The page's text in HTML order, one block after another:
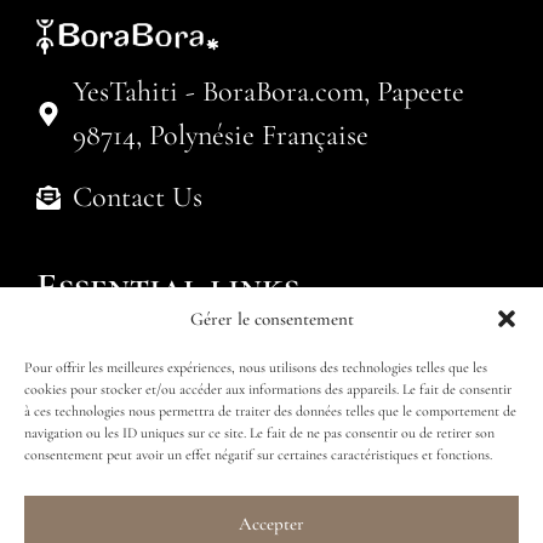
Gérer le consentement
Pour offrir les meilleures expériences, nous utilisons des technologies telles que les
cookies pour stocker et/ou accéder aux informations des appareils. Le fait de consentir
à ces technologies nous permettra de traiter des données telles que le comportement de
navigation ou les ID uniques sur ce site. Le fait de ne pas consentir ou de retirer son
consentement peut avoir un effet négatif sur certaines caractéristiques et fonctions.
Accepter
YesTahiti - BoraBora.com, Papeete
98714, Polynésie Française
Contact Us
Essential links
Politique de cookies (UE)
Submit an enquiry Find my package